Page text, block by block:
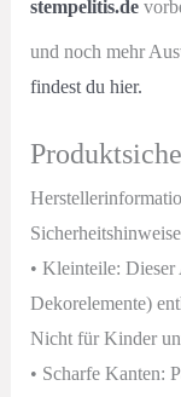
stempelitis.de
und noch mehr
findest du hier.
• Kleinteile:
Dekorelemente)
Nicht für Kinder
• Scharfe Kanten: